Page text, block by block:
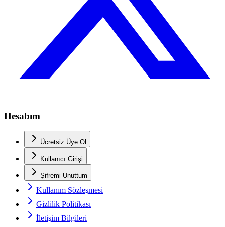
Hesabım
Ücretsiz Üye Ol
Kullanıcı Girişi
Şifremi Unuttum
Kullanım Sözleşmesi
Gizlilik Politikası
İletişim Bilgileri